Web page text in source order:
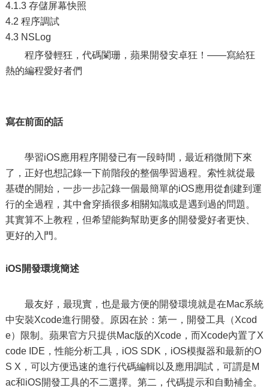
4.1.3 存儲屏幕快照
4.2 程序調試
4.3 NSLog
程序發輕狂，代碼闌珊，蘋果開發安卓狂！——寫給狂
熱的編程愛好者們
寫在前面的話
學習iOS應用程序開發已有一段時間，最近稍微閒下來
了，正好也想記錄一下前階段的整個學習過程。索性就從最
基礎的開始，一步一步記錄一個最簡單的iOS應用從創建到運
行的全過程，其中會穿插很多相關知識或是遇到過的問題。
其實算不上教程，但希望能夠幫助更多的開發愛好者更快、
更好的入門。
iOS開發環境簡述
最友好，最現實，也是最方便的開發環境就是在Mac系統
中安裝Xcode進行開發。原因在於：第一，開發工具（Xcod
e）限制。蘋果官方只提供Mac版的Xcode，而Xcode內置了X
code IDE，性能分析工具，iOS SDK，iOS模擬器和最新的O
S X，可以方便迅速的進行代碼編輯以及應用調試，可謂是M
ac和iOS開發工具的不二選擇。第二，代碼提示和自動補全。